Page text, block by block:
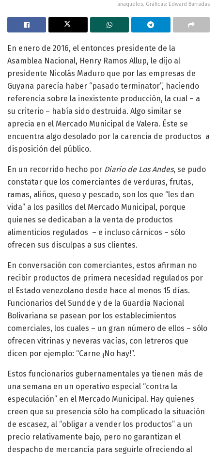
anaqueles. Gráficas: Edward Barradas
En enero de 2016, el entonces presidente de la
Asamblea Nacional, Henry Ramos Allup, le dijo al
presidente Nicolás Maduro que por las empresas de
Guyana parecía haber “pasado terminator”, haciendo
referencia sobre la inexistente producción, la cual – a
su criterio – había sido destruida. Algo similar se
aprecia en el Mercado Municipal de Valera. Éste se
encuentra algo desolado por la carencia de productos a
disposición del público.
En un recorrido hecho por Diario de Los Andes, se pudo
constatar que los comerciantes de verduras, frutas,
ramas, aliños, queso y pescado, son los que “les dan
vida” a los pasillos del Mercado Municipal, porque
quienes se dedicaban a la venta de productos
alimenticios regulados – e incluso cárnicos – sólo
ofrecen sus disculpas a sus clientes.
En conversación con comerciantes, estos afirman no
recibir productos de primera necesidad regulados por
el Estado venezolano desde hace al menos 15 días.
Funcionarios del Sundde y de la Guardia Nacional
Bolivariana se pasean por los establecimientos
comerciales, los cuales – un gran número de ellos – sólo
ofrecen vitrinas y neveras vacías, con letreros que
dicen por ejemplo: “Carne ¡No hay!”.
Estos funcionarios gubernamentales ya tienen más de
una semana en un operativo especial “contra la
especulación” en el Mercado Municipal. Hay quienes
creen que su presencia sólo ha complicado la situación
de escasez, al “obligar a vender los productos” a un
precio relativamente bajo, pero no garantizan el
despacho de mercancía para seguirle ofreciendo al